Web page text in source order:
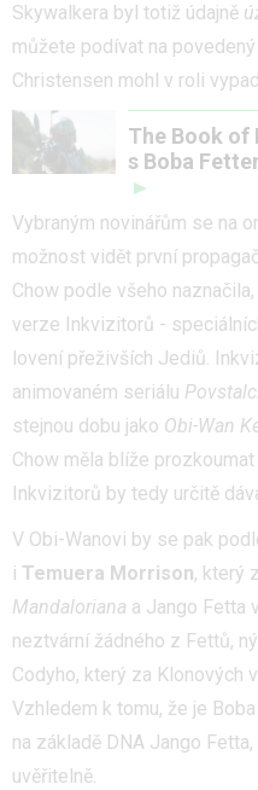
Skywalkera byl totiž údajně
můžete podívat na
Christensen mohl v roli
The Book of
s Boba
Vybraným novinářům se na
možnost vidět první
Chow podle všeho
verze Inkvizitorů -
lovení přeživších Jediů.
animovaném seriálu
stejnou dobu jako Obi-Wan
Chow měla blíže
Inkvizitorů by tedy určitě
V Obi-Wanovi by se pak
i Temuera Morrison, který
Mandaloriana a Jango Fetta v
neztvární žádného z Fettů,
Codyho, který za Klonových
Vzhledem k tomu, že je
na základě DNA Jango
uvěřitelně.